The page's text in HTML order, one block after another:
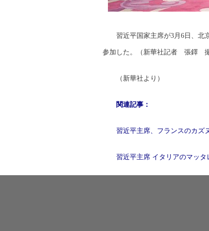
習近平国家主席が3月6日、北
参加した。（新華社記者 張鐸 撮
（新華社より）
関連記事：
習近平主席、フランスのカズ
習近平主席 イタリアのマッタ